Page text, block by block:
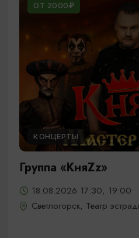
ОТ 2000₽
КОНЦЕРТЫ
Группа «КняZz»
18.08.2026 17:30, 19:00
Светлогорск, Театр